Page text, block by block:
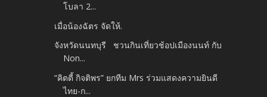
โบลา 2...
เมื่อน้องฉัตร จัดให้.
จังหวัดนนทบุรี ชวนกินเที่ยวช้อปเมืองนนท์ กับ
Non...
“คิตตี้ กิจติพร” ยกทีม Mrs ร่วมแสดงความยินดี
ไทย-ก...